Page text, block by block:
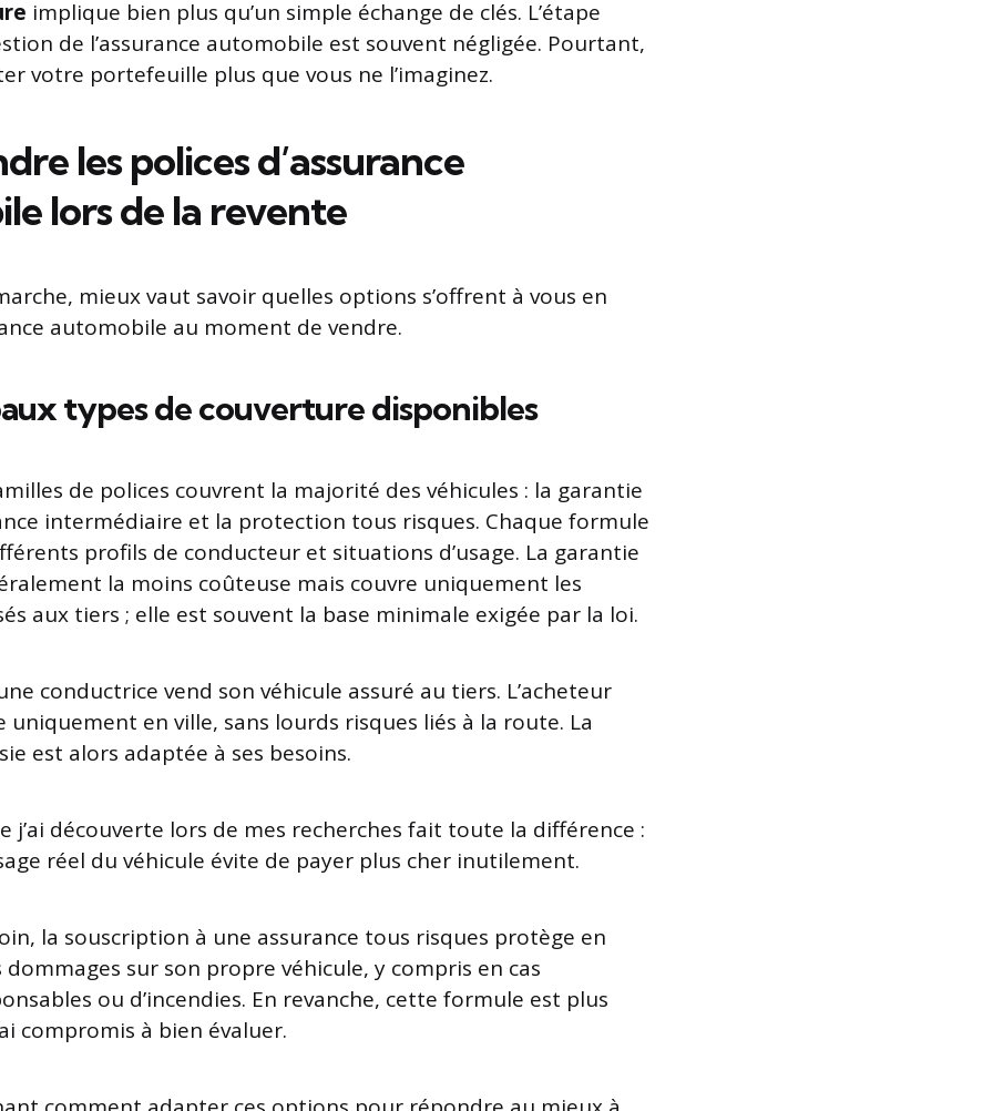
implique bien plus qu’un simple échange de clés. L’étape
de l’assurance automobile est souvent négligée. Pourtant,
votre portefeuille plus que vous ne l’imaginez.
les polices d’assurance
lors de la revente
mieux vaut savoir quelles options s’offrent à vous en
automobile au moment de vendre.
types de couverture disponibles
de polices couvrent la majorité des véhicules : la garantie
intermédiaire et la protection tous risques. Chaque formule
profils de conducteur et situations d’usage. La garantie
la moins coûteuse mais couvre uniquement les
aux tiers ; elle est souvent la base minimale exigée par la loi.
conductrice vend son véhicule assuré au tiers. L’acheteur
uniquement en ville, sans lourds risques liés à la route. La
est alors adaptée à ses besoins.
j’ai découverte lors de mes recherches fait toute la différence :
réel du véhicule évite de payer plus cher inutilement.
la souscription à une assurance tous risques protège en
sur son propre véhicule, y compris en cas
ou d’incendies. En revanche, cette formule est plus
compromis à bien évaluer.